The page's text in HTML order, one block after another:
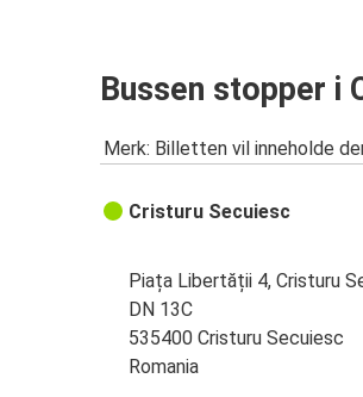
Bussen stopper i
Merk: Billetten vil inneholde
Cristuru Secuiesc
Piața Libertății 4, Cristuru
DN 13C
535400 Cristuru Secuiesc
Romania